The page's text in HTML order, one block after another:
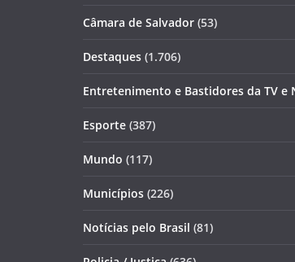
Câmara de Salvador (53)
Destaques (1.706)
Entretenimento e Bastidores da TV e
Esporte (387)
Mundo (117)
Municípios (226)
Notícias pelo Brasil (81)